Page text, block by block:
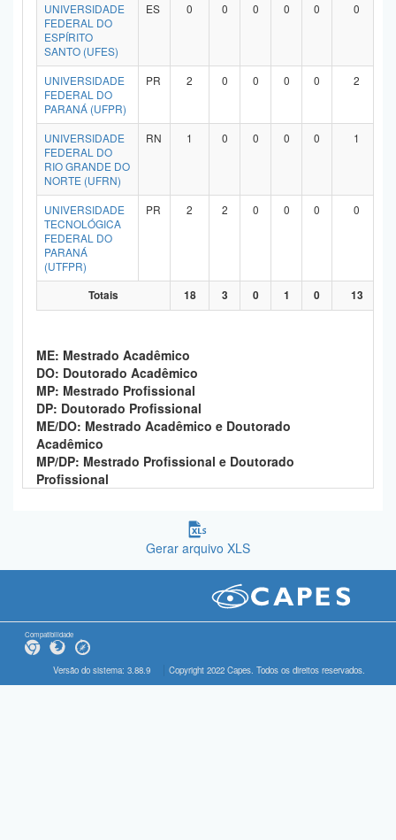
UNIVERSIDADE
FEDERAL DO
ESPÍRITO
SANTO (UFES)
ES 0 0 0 0 0 0
UNIVERSIDADE
FEDERAL DO
PARANÁ (UFPR)
PR 2 0 0 0 0 2
UNIVERSIDADE
FEDERAL DO
RIO GRANDE DO
NORTE (UFRN)
RN 1 0 0 0 0 1
UNIVERSIDADE
TECNOLÓGICA
FEDERAL DO
PARANÁ
(UTFPR)
PR 2 2 0 0 0 0
Totais 18 3 0 1 0 13
ME: Mestrado Acadêmico
DO: Doutorado Acadêmico
MP: Mestrado Profissional
DP: Doutorado Profissional
ME/DO: Mestrado Acadêmico e Doutorado
Acadêmico
MP/DP: Mestrado Profissional e Doutorado
Profissional
Gerar arquivo XLS
Compatibilidade
Versão do sistema: 3.88.9 Copyright 2022 Capes. Todos os direitos reservados.